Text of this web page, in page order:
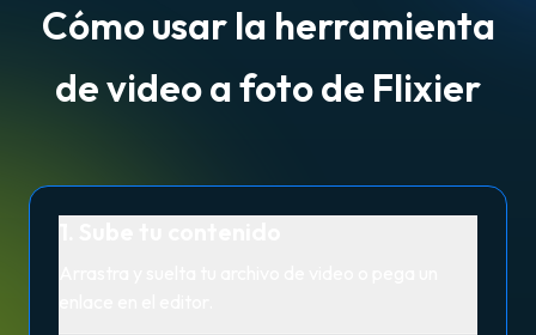
Cómo usar la herramienta
de video a foto de Flixier